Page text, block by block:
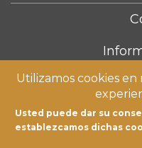
Utilizamos cookies
Usted puede dar su
establezcamos dichas